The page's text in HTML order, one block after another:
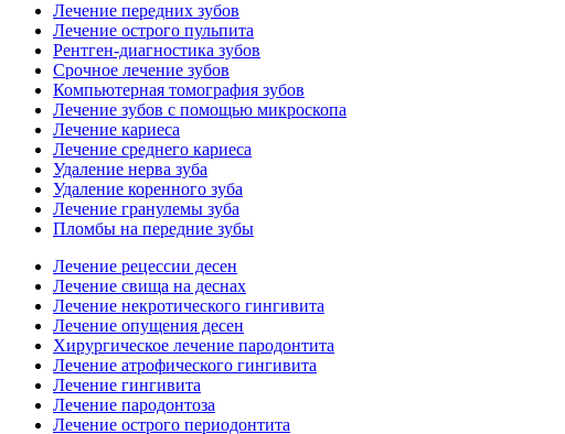
Лечение передних зубов
Лечение острого пульпита
Рентген-диагностика зубов
Срочное лечение зубов
Компьютерная томография зубов
Лечение зубов с помощью микроскопа
Лечение кариеса
Лечение среднего кариеса
Удаление нерва зуба
Удаление коренного зуба
Лечение гранулемы зуба
Пломбы на передние зубы
Лечение рецессии десен
Лечение свища на деснах
Лечение некротического гингивита
Лечение опущения десен
Хирургическое лечение пародонтита
Лечение атрофического гингивита
Лечение гингивита
Лечение пародонтоза
Лечение острого периодонтита